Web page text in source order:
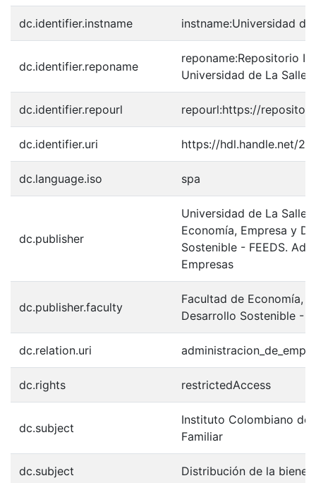
dc.identifier.instname instname:Universidad de
dc.identifier.reponame
reponame:Repositorio
Universidad de La Salle
dc.identifier.repourl repourl:https://
dc.identifier.uri https://hdl.handle.net/
dc.language.iso spa
dc.publisher
Universidad de La Salle.
Economía, Empresa y
Sostenible - FEEDS.
Empresas
dc.publisher.faculty
Facultad de Economía,
Desarrollo Sostenible -
dc.relation.uri
dc.rights restrictedAccess
dc.subject
Instituto Colombiano de
Familiar
dc.subject Distribución de la